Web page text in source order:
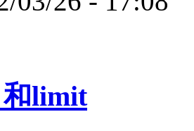
limit